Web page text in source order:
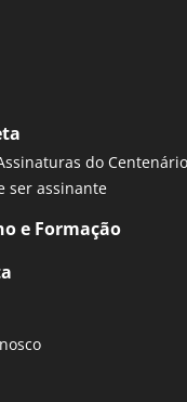
do
ser assinante
e Formação